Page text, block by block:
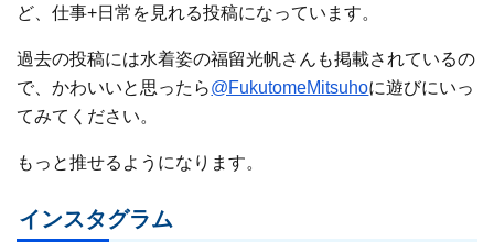
ど、仕事+日常を見れる投稿になっています。
過去の投稿には水着姿の福留光帆さんも掲載されているの
で、かわいいと思ったら@FukutomeMitsuhoに遊びにいっ
てみてください。
もっと推せるようになります。
インスタグラム